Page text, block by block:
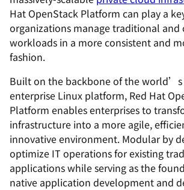
Hat OpenStack Platform can play a
organizations manage traditional
workloads in a more consistent and
fashion.
Built on the backbone of the
enterprise Linux platform, Red Hat
Platform enables enterprises to
infrastructure into a more agile,
innovative environment. Modular by
optimize IT operations for existing
applications while serving as the
native application development and